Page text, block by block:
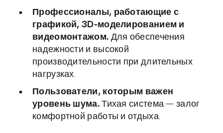
Профессионалы, работающие с
графикой, 3D-моделированием и
видеомонтажом. Для обеспечения
надежности и высокой
производительности при длительных
нагрузках.
Пользователи, которым важен
уровень шума.Тихая система — залог
комфортной работы и отдыха.